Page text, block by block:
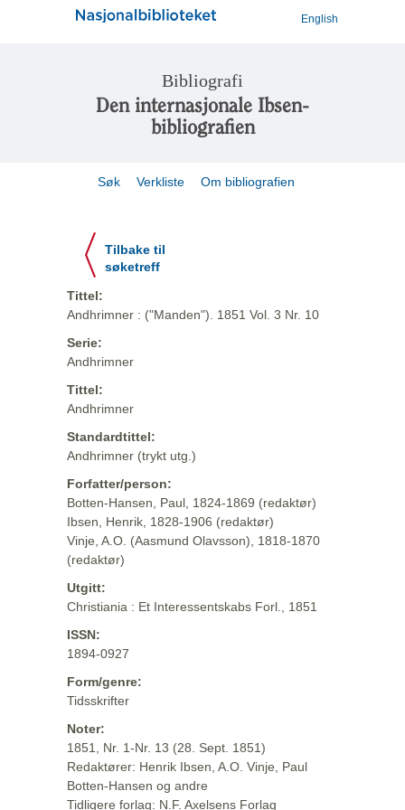
English
Bibliografi
Den internasjonale Ibsen-
bibliografien
Søk Verkliste Om bibliografien
Tilbake til
søketreff
Tittel:
Andhrimner : ("Manden"). 1851 Vol. 3 Nr. 10
Serie:
Andhrimner
Tittel:
Andhrimner
Standardtittel:
Andhrimner (trykt utg.)
Forfatter/person:
Botten-Hansen, Paul, 1824-1869 (redaktør)
Ibsen, Henrik, 1828-1906 (redaktør)
Vinje, A.O. (Aasmund Olavsson), 1818-1870
(redaktør)
Utgitt:
Christiania : Et Interessentskabs Forl., 1851
ISSN:
1894-0927
Form/genre:
Tidsskrifter
Noter:
1851, Nr. 1-Nr. 13 (28. Sept. 1851)
Redaktører: Henrik Ibsen, A.O. Vinje, Paul
Botten-Hansen og andre
Tidligere forlag: N.F. Axelsens Forlag